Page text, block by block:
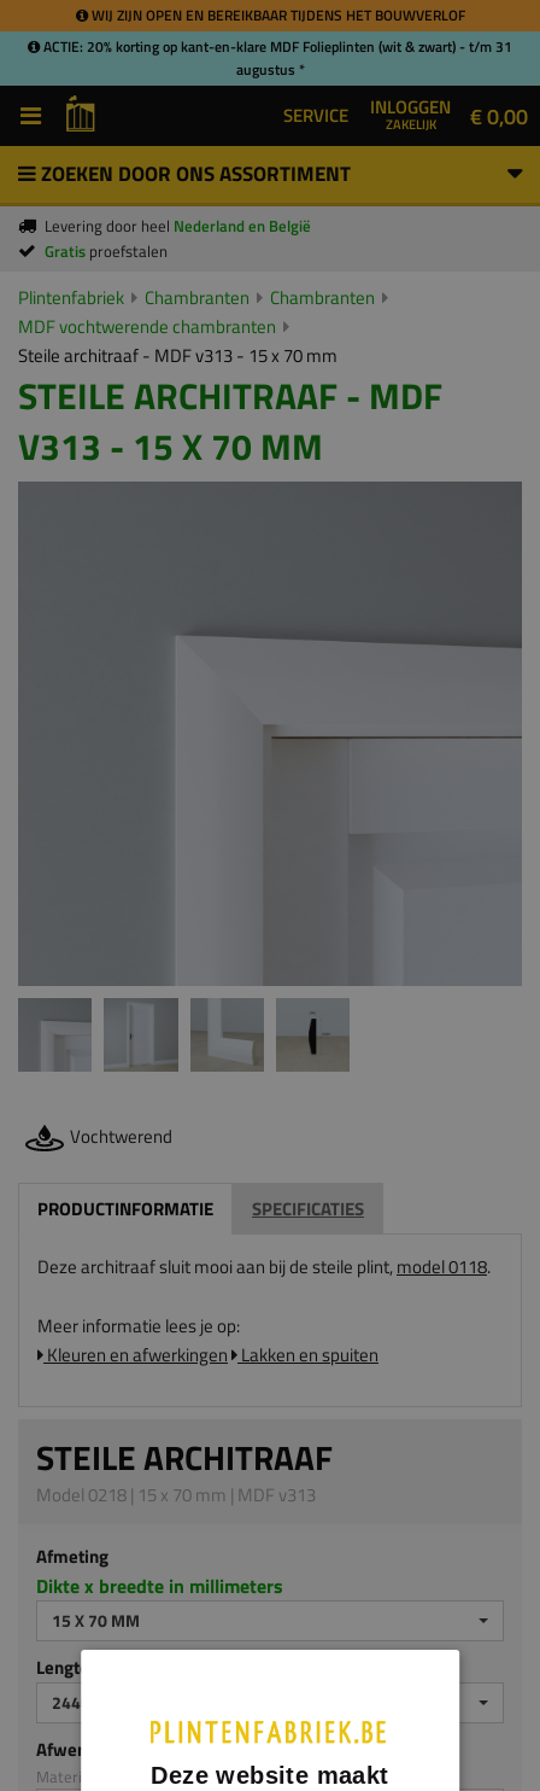
WIJ ZIJN OPEN EN BEREIKBAAR TIJDENS HET BOUWVERLOF
ACTIE: 20% korting op kant-en-klare MDF Folieplinten (wit & zwart) - t/m 31
augustus *
SERVICE INLOGGEN
ZAKELIJK € 0,00
ZOEKEN DOOR ONS ASSORTIMENT
Levering door heel Nederland en België
Gratis proefstalen
Plintenfabriek Chambranten
Chambranten
MDF vochtwerende chambranten
Steile architraaf - MDF v313 - 15 x 70 mm
STEILE ARCHITRAAF - MDF
V313 - 15 X 70 MM
Vochtwerend
PRODUCTINFORMATIE SPECIFICATIES
Deze architraaf sluit mooi aan bij de steile plint,model 0118.
Meer informatie lees je op:
Kleuren en afwerkingen Lakken en spuiten
STEILE ARCHITRAAF
Model 0218 | 15 x 70 mm | MDF v313
Afmeting
Dikte x breedte in millimeters
15 X 70 MM
Lengte (mm)
2440
Afwerking
Materiaal: MDF v313Deze website maakt